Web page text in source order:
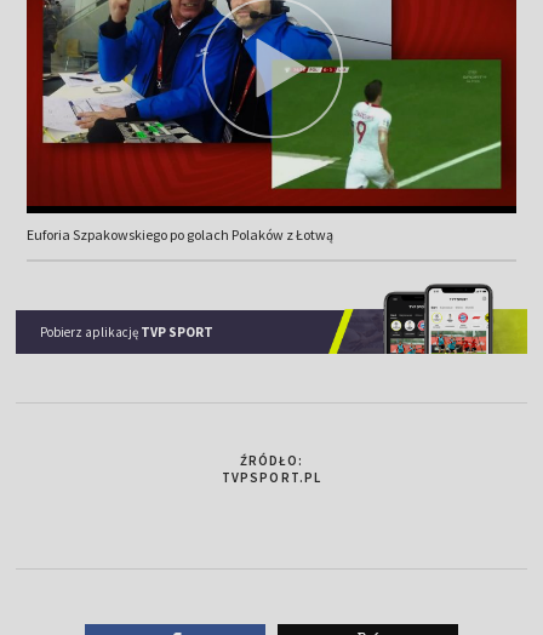
Euforia Szpakowskiego po golach Polaków z Łotwą
Pobierz aplikację TVP SPORT
ŹRÓDŁO:
TVPSPORT.PL